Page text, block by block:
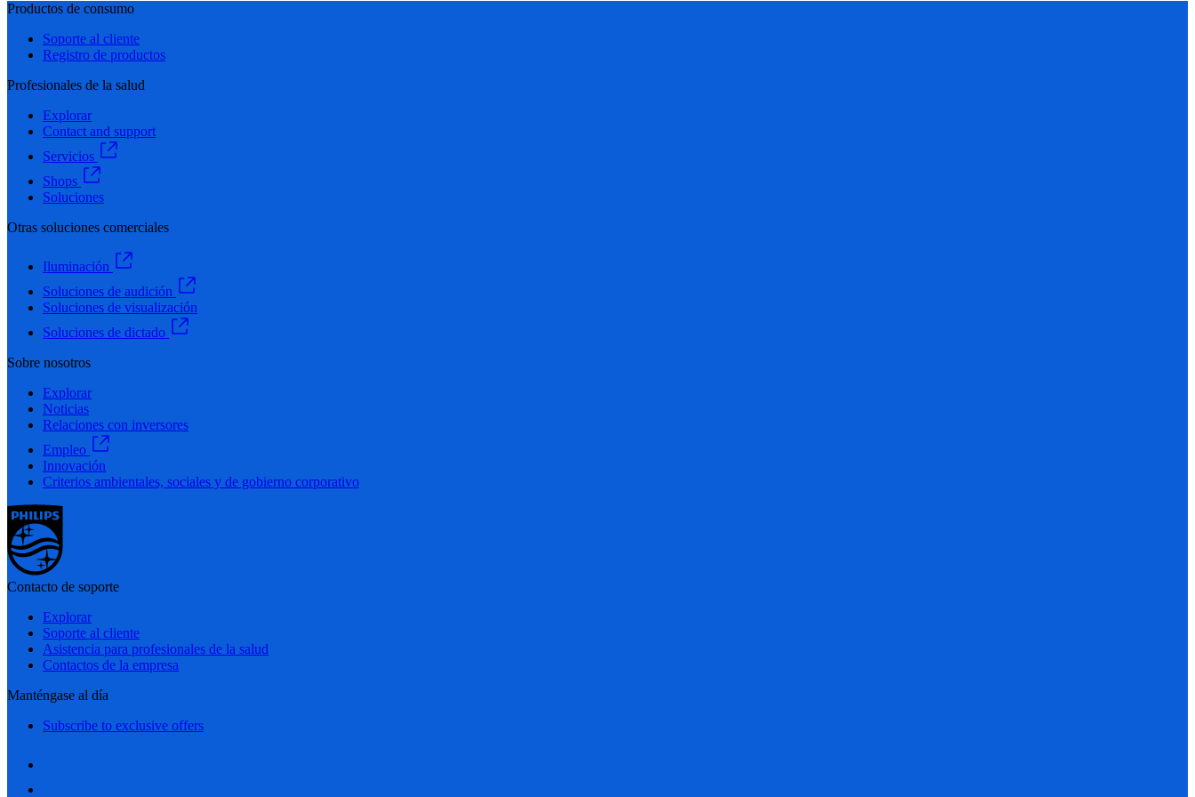
Productos de consumo
Soporte al cliente
Registro de productos
Profesionales de la salud
Explorar
Contact and support
Servicios
Shops
Soluciones
Otras soluciones comerciales
Iluminación
Soluciones de audición
Soluciones de visualización
Soluciones de dictado
Sobre nosotros
Explorar
Noticias
Relaciones con inversores
Empleo
Innovación
Criterios ambientales, sociales y de gobierno corporativo
Contacto de soporte
Explorar
Soporte al cliente
Asistencia para profesionales de la salud
Contactos de la empresa
Manténgase al día
Subscribe to exclusive offers